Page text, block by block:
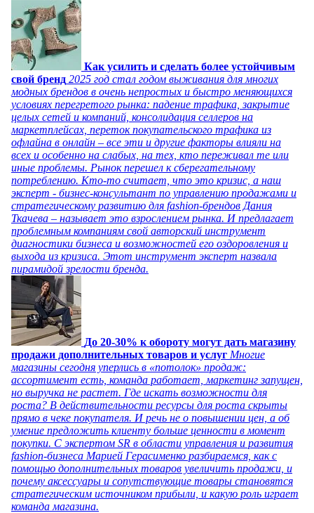
Как усилить и сделать более устойчивым
свой бренд 2025 год стал годом выживания для многих
модных брендов в очень непростых и быстро меняющихся
условиях перегретого рынка: падение трафика, закрытие
целых сетей и компаний, консолидация селлеров на
маркетплейсах, переток покупательского трафика из
офлайна в онлайн – все эти и другие факторы влияли на
всех и особенно на слабых, на тех, кто переживал те или
иные проблемы. Рынок перешел к сберегательному
потреблению. Кто-то считает, что это кризис, а наш
эксперт - бизнес-консультант по управлению продажами и
стратегическому развитию для fashion-брендов Дания
Ткачева – называет это взрослением рынка. И предлагает
проблемным компаниям свой авторский инструмент
диагностики бизнеса и возможностей его оздоровления и
выхода из кризиса. Этот инструмент эксперт назвала
пирамидой зрелости бренда.
До 20-30% к обороту могут дать магазину
продажи дополнительных товаров и услуг Многие
магазины сегодня уперлись в «потолок» продаж:
ассортимент есть, команда работает, маркетинг запущен,
но выручка не растет. Где искать возможности для
роста? В действительности ресурсы для роста скрыты
прямо в чеке покупателя. И речь не о повышении цен, а об
умение предложить клиенту больше ценности в момент
покупки. С экспертом SR в области управления и развития
fashion-бизнеса Марией Герасименко разбираемся, как с
помощью дополнительных товаров увеличить продажи, и
почему аксессуары и сопутствующие товары становятся
стратегическим источником прибыли, и какую роль играет
команда магазина.